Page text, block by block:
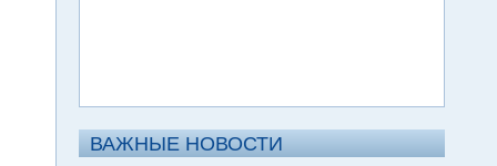
ВАЖНЫЕ НОВОСТИ